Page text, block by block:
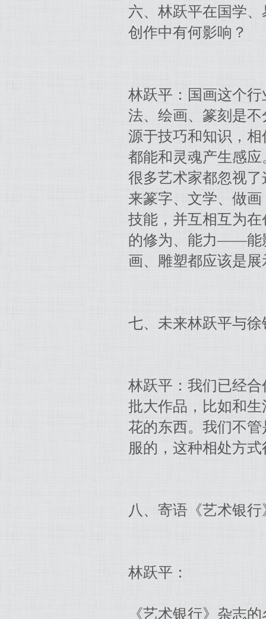
六、林跃平在国学
创作中有何影响？
林跃平：国画这个
法、绘画、篆刻是
源于技巧和知识，
都能和灵魂产生感
很多艺术家都忽视
来篆字、文学、做
技能，并互相互为
的修为、能力——能
画、雕塑都应该是
七、未来林跃平与
林跃平：我们已经
批大作品，比如和
花的东西。我们不
服的，这种相处方
八、寄语《艺术银行
林跃平：
《艺术银行》杂志